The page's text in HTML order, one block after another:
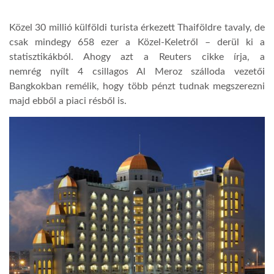
AFRIKA TUDÁSTÁR
GLOBOZSARU
DOBRAVERO.HU
LATIMO.HU
Közel 30 millió külföldi turista érkezett Thaiföldre tavaly, de
csak mindegy 658 ezer a Közel-Keletről – derül ki a
statisztikákból. Ahogy azt a Reuters cikke írja, a
nemrég nyílt 4 csillagos Al Meroz szálloda vezetői
Bangkokban remélik, hogy több pénzt tudnak megszerezni
majd ebből a piaci résből is.